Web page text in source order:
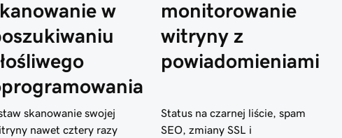
w
skanowanie swojej
nawet cztery razy
monitorowanie
witryny z
powiadomieniami
Status na czarnej liście, spam
SEO, zmiany SSL i